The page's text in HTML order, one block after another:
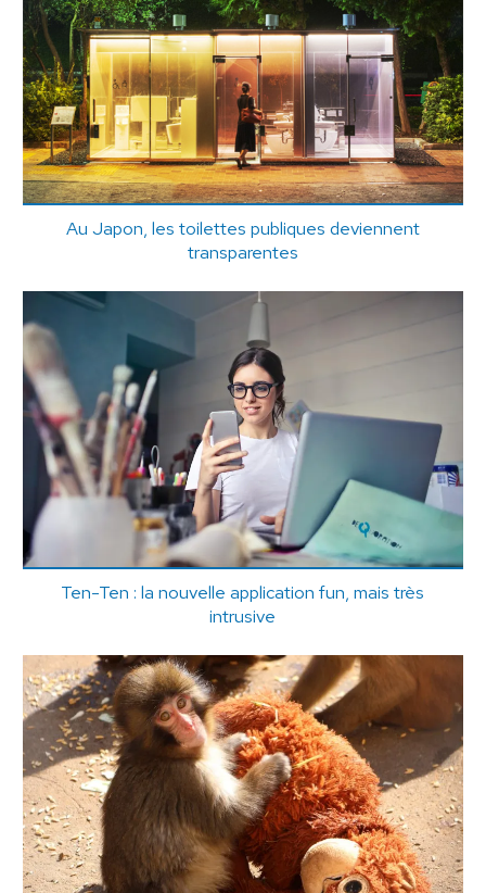
Au Japon, les toilettes publiques deviennent
transparentes
Ten-Ten : la nouvelle application fun, mais très
intrusive